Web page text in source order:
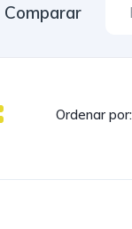
Comparar
Ordenar por: